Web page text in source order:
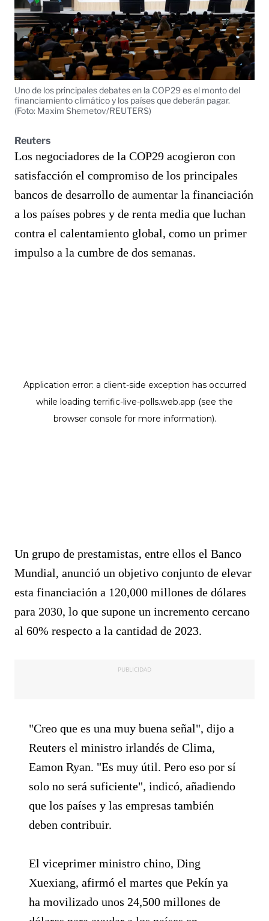
Uno de los principales debates en la COP29 es el monto del
financiamiento climático y los países que deberán pagar.
(Foto: Maxim Shemetov/REUTERS)
Reuters
Los negociadores de la COP29 acogieron con
satisfacción el compromiso de los principales
bancos de desarrollo de aumentar la financiación
a los países pobres y de renta media que luchan
contra el calentamiento global, como un primer
impulso a la cumbre de dos semanas.
Un grupo de prestamistas, entre ellos el Banco
Mundial, anunció un objetivo conjunto de elevar
esta financiación a 120,000 millones de dólares
para 2030, lo que supone un incremento cercano
al 60% respecto a la cantidad de 2023.
PUBLICIDAD
"Creo que es una muy buena señal", dijo a
Reuters el ministro irlandés de Clima,
Eamon Ryan. "Es muy útil. Pero eso por sí
solo no será suficiente", indicó, añadiendo
que los países y las empresas también
deben contribuir.
El viceprimer ministro chino, Ding
Xuexiang, afirmó el martes que Pekín ya
ha movilizado unos 24,500 millones de